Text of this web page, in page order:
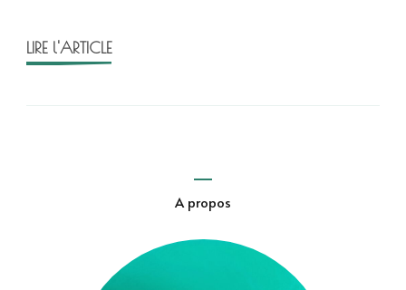
LIRE l'ARTICLE
A propos